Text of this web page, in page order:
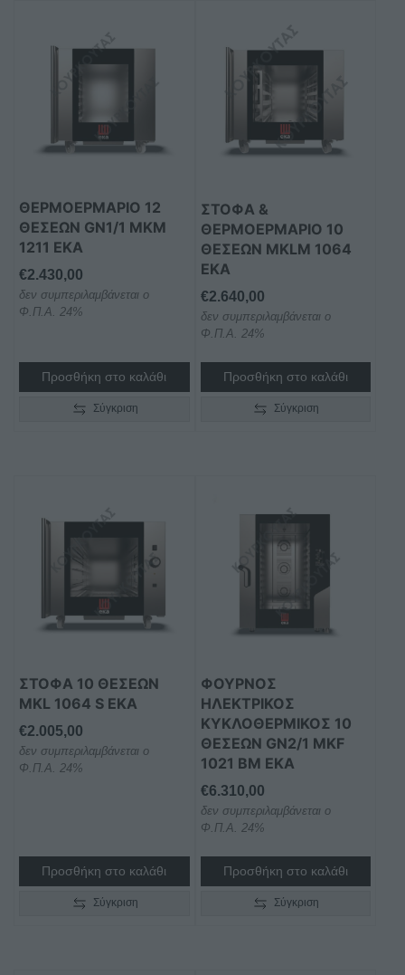
ΘΕΡΜΟΕΡΜΑΡΙΟ 12
ΘΕΣΕΩΝ GN1/1 MKM
1211 EKA
€2.430,00
δεν συμπεριλαμβάνεται ο
Φ.Π.Α. 24%
Προσθήκη στο καλάθι
Σύγκριση
ΣΤΟΦΑ &
ΘΕΡΜΟΕΡΜΑΡΙΟ 10
ΘΕΣΕΩΝ MKLM 1064
EKA
€2.640,00
δεν συμπεριλαμβάνεται ο
Φ.Π.Α. 24%
Προσθήκη στο καλάθι
Σύγκριση
ΣΤΟΦΑ 10 ΘΕΣΕΩΝ
MKL 1064 S EKA
€2.005,00
δεν συμπεριλαμβάνεται ο
Φ.Π.Α. 24%
Προσθήκη στο καλάθι
Σύγκριση
ΦΟΥΡΝΟΣ
ΗΛΕΚΤΡΙΚΟΣ
ΚΥΚΛΟΘΕΡΜΙΚΟΣ 10
ΘΕΣΕΩΝ GN2/1 MKF
1021 BM EKA
€6.310,00
δεν συμπεριλαμβάνεται ο
Φ.Π.Α. 24%
Προσθήκη στο καλάθι
Σύγκριση